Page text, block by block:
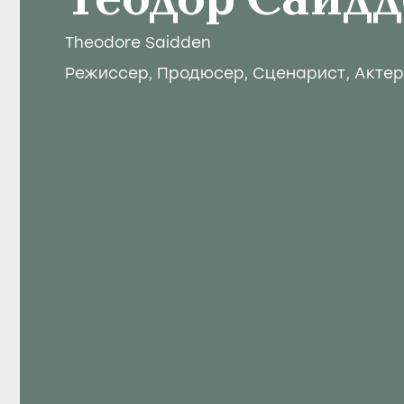
Theodore Saidden
Режиссер, Продюсер, Сценарист, Актер